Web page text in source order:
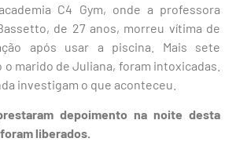
C4 Gym, onde a professora
de 27 anos, morreu vítima de
após usar a piscina. Mais sete
marido de Juliana, foram intoxicadas.
investigam o que aconteceu.
depoimento na noite desta
liberados.